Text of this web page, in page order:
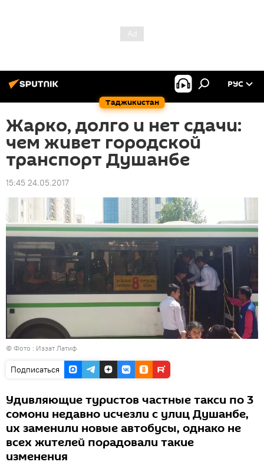
Таджикистан
РУС
Жарко, долго и нет сдачи:
чем живет городской
транспорт Душанбе
15:45 24.05.2017
© Фото : Иззат Латиф
Подписаться
Удивляющие туристов частные такси по 3
сомони недавно исчезли с улиц Душанбе,
их заменили новые автобусы, однако не
всех жителей порадовали такие
изменения